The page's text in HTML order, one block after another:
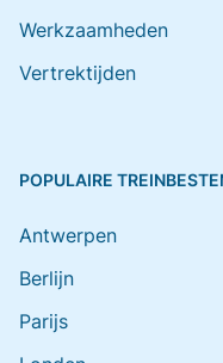
Werkzaamheden
Vertrektijden
POPULAIRE
Antwerpen
Berlijn
Parijs